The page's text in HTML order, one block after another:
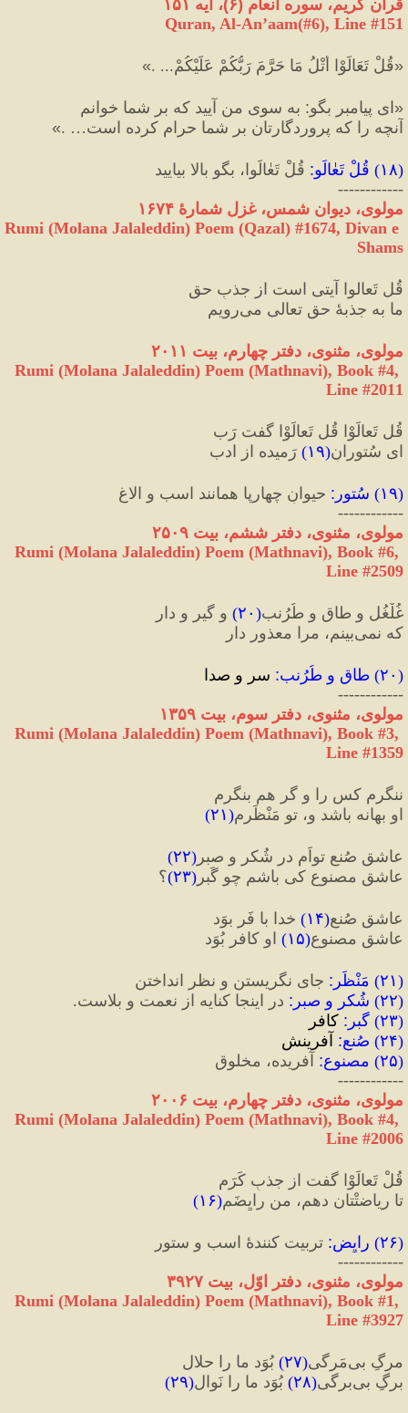
قرآن کریم، سوره انعام (۶)، آیه ۱۵۱
Quran, Al-An’aam(#6), Line #151
«قُلْ تَعَالَوْا أَتْلُ مَا حَرَّمَ رَبُّكُمْ عَلَيْكُمْ... .»
«ای پیامبر بگو: به سوی من آیید که بر شما خوانم
آنچه را که پروردگارتان بر شما حرام کرده است… .»
(۱۸) قُلْ تَعٰالَو: قُلْ تَعٰالَوا، بگو بالا بیایید
------------
مولوی، دیوان شمس، غزل شمارهٔ ١۶۷۴
Rumi (Molana Jalaleddin) Poem (Qazal) #1674, Divan e
Shams
قُل تَعالوا آیتی است از جذبِ حق
ما به جذبهٔ حق تعالی می‌رویم
مولوی، مثنوی، دفتر چهارم، بیت ۲۰۱۱
Rumi (Molana Jalaleddin) Poem (Mathnavi), Book #4,
Line #2011
قُل تَعالَوْا قُل تَعالَوْا گفت رَب
ای سُتورانِ(۱۹) رَمیده از ادب
(۱۹) سُتور : حیوانِ چهارپا همانند اسب و الاغ
------------
مولوی، مثنوی، دفتر ششم، بیت ۲۵۰۹
Rumi (Molana Jalaleddin) Poem (Mathnavi), Book #6,
Line #2509
غُلْغُل و طاق و طُرُنب( ۲۰) و گیر و دار
که نمی‌بینم، مرا معذور دار
( ۲۰) طاق و طُرُنب: سر و صدا
------------
مولوی، مثنوی، دفتر سوم، بیت ۱۳۵۹
Rumi (Molana Jalaleddin) Poem (Mathnavi), Book #3,
Line #1359
ننگرم کس را و گر هم بنگرم
او بهانه باشد و، تو مَنْظَرم(۲۱)
عاشقِ صُنعِ تواَم در شُکر و صبر (۲۲)
عاشقِ مصنوع کی باشم چو گَبر (۲۳)؟
عاشقِ صُنعِ(۱۴) خدا با فَر بوَد
عاشقِ مصنوعِ(۱۵) او کافر بُوَد
(۲۱) مَنْظَر : جای نگریستن و نظر انداختن
(۲۲) شُکر و صبر : در اینجا کنایه از نعمت و بلاست.
(۲۳) گبر : کافر
(۲۴) صُنع: آفرینش
(۲۵) مصنوع: آفریده، مخلوق
------------
مولوی، مثنوی، دفتر چهارم، بیت ۲۰۰۶
Rumi (Molana Jalaleddin) Poem (Mathnavi), Book #4,
Line #2006
قُلْ تَعالَوْا گفت از جذبِ کَرَم
تا ریاضتْتان دهم، من رایِضَم(۱۶)
(۲۶) رایِض: تربیت کنندهٔ اسب و ستور
------------
مولوی، مثنوی، دفتر اوّل، بیت ۳۹۲۷
Rumi (Molana Jalaleddin) Poem (Mathnavi), Book #1,
Line #3927
مرگِ بی‌مَرگی (۲۷) بُوَد ما را حلال
برگِ بی‌برگی
(۲۸) بُوَد ما را نَوال(۲۹)